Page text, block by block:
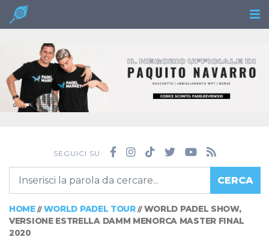
SEGUICI SU
CERCA
HOME// WORLD PADEL TOUR// WORLD PADEL SHOW,
VERSIONE ESTRELLA DAMM MENORCA MASTER FINAL
2020